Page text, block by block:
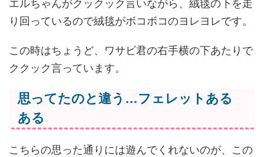
エルちゃんがクックック言いながら、絨毯の下を走
り回っているので絨毯がボコボコのヨレヨレです。
この時はちょうど、ワサビ君の右手横の下あたりで
ククック言っています。
思ってたのと違う…フェレットある
ある
こちらの思った通りには遊んでくれないのが、この